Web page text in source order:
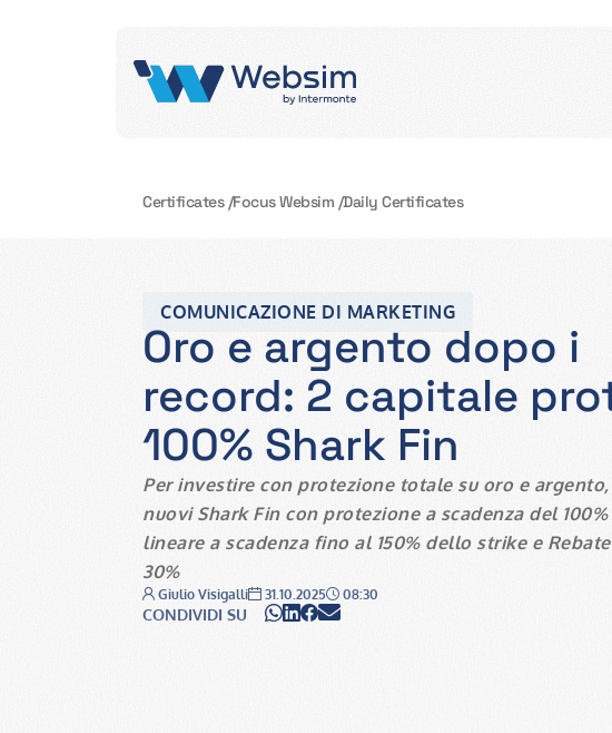
Certificates/Focus Websim /Daily Certificates
COMUNICAZIONE DI MARKETING
Oro e argento dopo i
record: 2 capitale
100% Shark Fin
Per investire con protezione totale su oro e argento
nuovi Shark Fincon protezione a scadenza del 100%
lineare a scadenza fino al 150% dello strike e
30%
Autore:
Giulio Visigalli Data:
31.10.2025 Ora:
08:30
CONDIVIDI SU WhatsApp
LinkedIn
Facebook
Email